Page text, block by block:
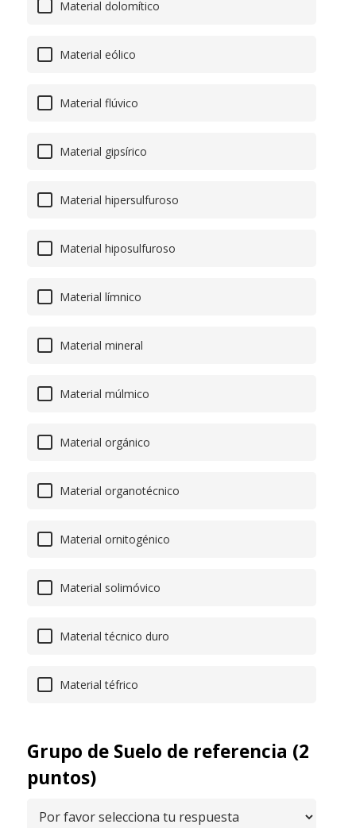
Material dolomítico
Material eólico
Material flúvico
Material gipsírico
Material hipersulfuroso
Material hiposulfuroso
Material límnico
Material mineral
Material múlmico
Material orgánico
Material organotécnico
Material ornitogénico
Material solimóvico
Material técnico duro
Material téfrico
Grupo de Suelo de referencia (2
puntos)